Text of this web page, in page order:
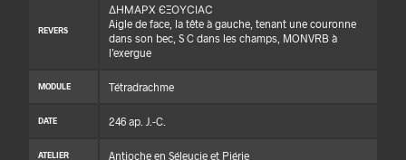
REVERS
ΔΗΜΑΡΧ ЄΞΟΥϹΙΑϹ
Aigle de face, la tête à gauche, tenant une couronne
dans son bec, S C dans les champs, MONVRB à
l’exergue
MODULE Tétradrachme
DATE 246 ap. J.-C.
ATELIER Antioche en Séleucie et Piérie